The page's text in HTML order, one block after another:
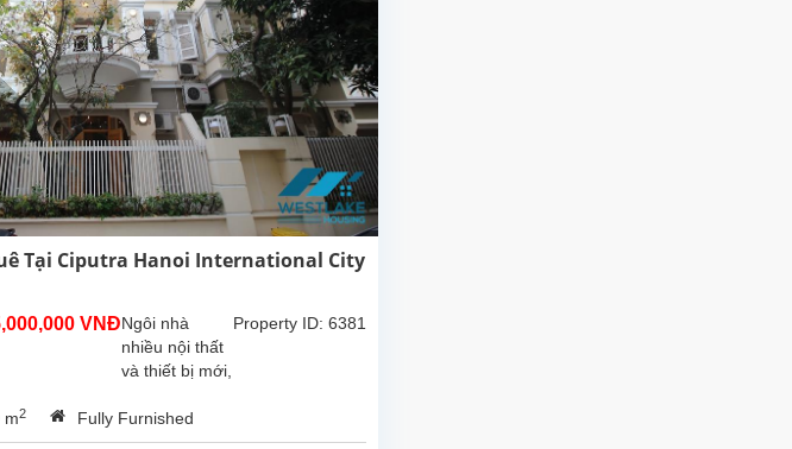
Tại Ciputra Hanoi International City
VNĐ Property ID: 6381
Ngôi nhà
nhiều nội thất
và thiết bị mới,
không gian
sống hiện đại,
m2 Fully Furnished